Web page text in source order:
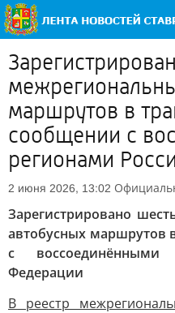
маршрутов в
сообщении с
регионами
2 июня 2026, 13:02
Зарегистрировано
автобусных маршрутов
с воссоединёнными
Федерации
В реестр